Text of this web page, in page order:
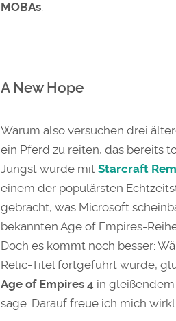
MOBAs.
A New Hope
Warum also versuchen drei
ein Pferd zu reiten, das bereits
Jüngst wurde mit Starcraft
einem der populärsten
gebracht, was Microsoft
bekannten Age of Empires-
Doch es kommt noch besser:
Relic-Titel fortgeführt wurde,
Age of Empires 4 in
sage: Darauf freue ich mich